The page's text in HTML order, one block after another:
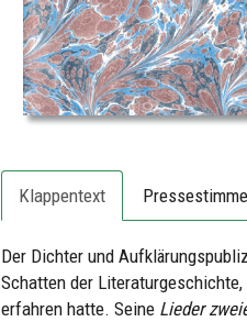
Klappentext
Der Dichter und
Schatten der
erfahren hatte. Seine Lieder